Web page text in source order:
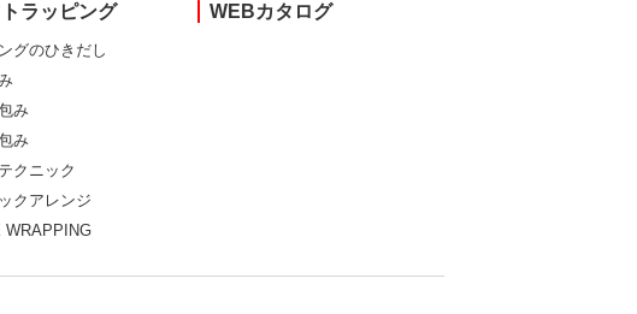
ラッピング
グのひきだし
み
み
クニック
クアレンジ
WRAPPING
WEBカタログ